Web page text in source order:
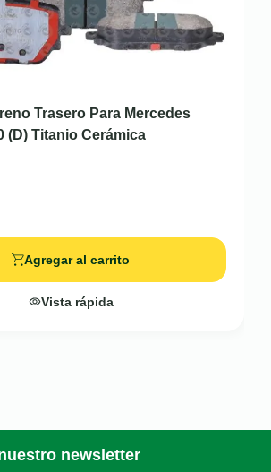
Trasero Para Mercedes
(D) Titanio Cerámica
Agregar al carrito
Vista rápida
newsletter